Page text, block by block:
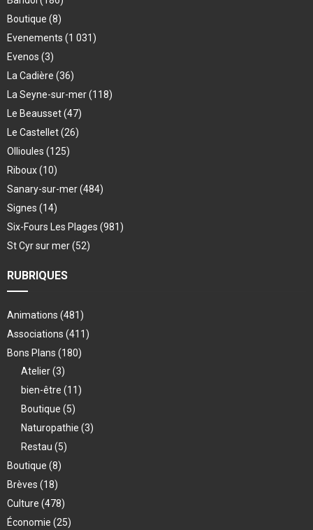
Boutique (8)
Evenements (1 031)
Evenos (3)
La Cadière (36)
La Seyne-sur-mer(118)
Le Beausset(47)
Le Castellet(26)
Ollioules (125)
Riboux(10)
Sanary-sur-mer(484)
Signes (14)
Six-Fours Les Plages (981)
St Cyr sur mer(52)
RUBRIQUES
Animations (481)
Associations (411)
Bons Plans (180)
Atelier(3)
bien-être (11)
Boutique (5)
Naturopathie (3)
Restau (5)
Boutique (8)
Brèves (18)
Culture (478)
Économie (25)